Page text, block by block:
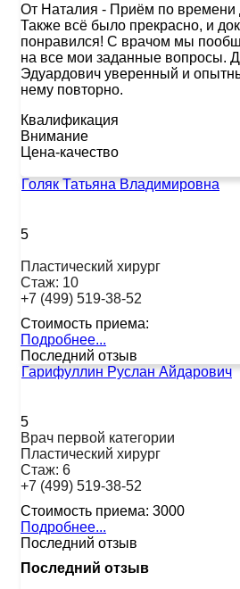
От Наталия - Приём по времени
Также всё было прекрасно, и
понравился! С врачом мы
на все мои заданные вопросы.
Эдуардович уверенный и
нему повторно.
Квалификация
Внимание
Цена-качество
Голяк Татьяна Владимировна
5
Пластический хирург
Стаж: 10
+7 (499) 519-38-52
Стоимость приема:
Подробнее...
Последний отзыв
Гарифуллин Руслан Айдарович
5
Врач первой категории
Пластический хирург
Стаж: 6
+7 (499) 519-38-52
Стоимость приема: 3000
Подробнее...
Последний отзыв
Последний отзыв